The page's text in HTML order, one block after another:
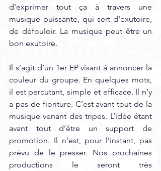
d'exprimer tout ça à travers une
musique puissante, qui sert d'exutoire,
de défouloir. La musique peut être un
bon exutoire.
Il s’agit d’un 1er EP visant à annoncer la
couleur du groupe. En quelques mots,
il est percutant, simple et efficace. Il n’y
a pas de fioriture. C’est avant tout de la
musique venant des tripes. L’idée étant
avant tout d’être un support de
promotion. Il n’est, pour l’instant, pas
prévu de le presser. Nos prochaines
productions le seront très